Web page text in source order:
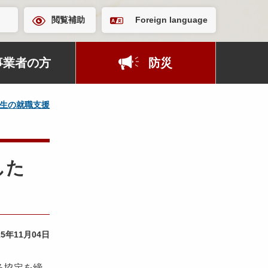
閲覧補助 Foreign language
業者の方 防災
の就職支援
た
年11月04日